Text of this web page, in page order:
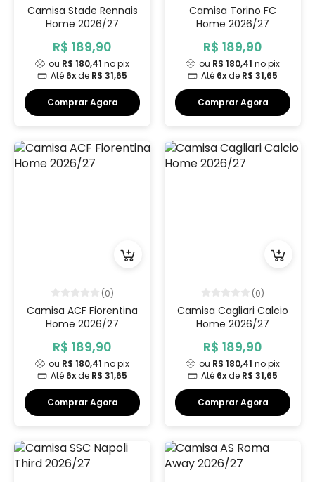
Camisa Stade Rennais
Home 2026/27
R$ 189,90
ou R$ 180,41 no pix
Até 6xde R$ 31,65
Comprar Agora
Camisa Torino FC
Home 2026/27
R$ 189,90
ou R$ 180,41 no pix
Até 6xde R$ 31,65
Comprar Agora
(0)
Camisa ACF Fiorentina
Home 2026/27
R$ 189,90
ou R$ 180,41 no pix
Até 6xde R$ 31,65
Comprar Agora
(0)
Camisa Cagliari Calcio
Home 2026/27
R$ 189,90
ou R$ 180,41 no pix
Até 6xde R$ 31,65
Comprar Agora